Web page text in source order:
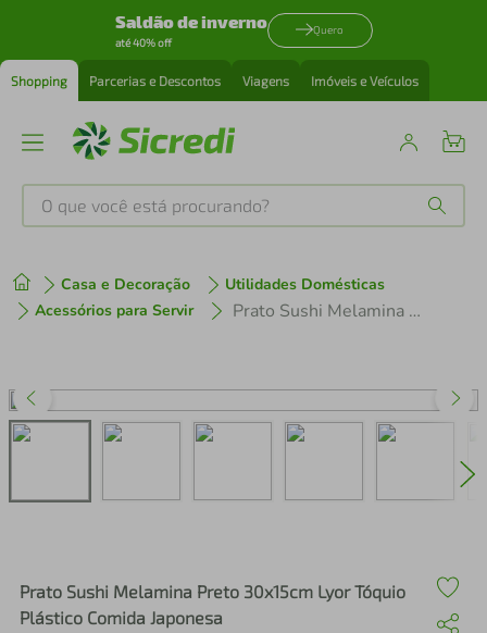
Saldão de inverno
até 40% off
Quero
Shopping Parcerias e Descontos Viagens Imóveis e Veículos
O que você está procurando?
Casa e Decoração
Utilidades Domésticas
Acessórios para Servir
Prato Sushi Melamina Preto 30x15cm Lyor Tóquio Plástico Comida Japonesa
Prato Sushi Melamina Preto 30x15cm Lyor Tóquio
Plástico Comida Japonesa
1º tenis
3º perfume